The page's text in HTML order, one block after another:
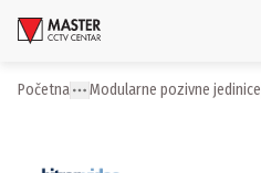
Uloguj se
Početna More
Toggle menu
modularne pozivne jedinice